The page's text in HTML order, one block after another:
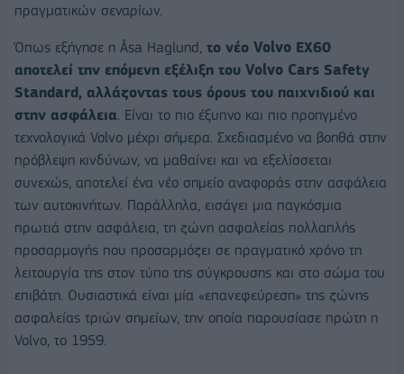
πραγματικών σεναρίων.
Όπως εξήγησε η Åsa Haglund, το νέο Volvo EX60
αποτελεί την επόμενη εξέλιξη του Volvo Cars Safety
Standard, αλλάζοντας τους όρους του παιχνιδιού και
στην ασφάλεια. Είναι το πιο έξυπνο και πιο προηγμένο
τεχνολογικά Volvo μέχρι σήμερα. Σχεδιασμένο να βοηθά στην
πρόβλεψη κινδύνων, να μαθαίνει και να εξελίσσεται
συνεχώς, αποτελεί ένα νέο σημείο αναφοράς στην ασφάλεια
των αυτοκινήτων. Παράλληλα, εισάγει μια παγκόσμια
πρωτιά στην ασφάλεια, τη ζώνη ασφαλείας πολλαπλής
προσαρμογής που προσαρμόζει σε πραγματικό χρόνο τη
λειτουργία της στον τύπο της σύγκρουσης και στο σώμα του
επιβάτη. Ουσιαστικά είναι μία «επανεφεύρεση» της ζώνης
ασφαλείας τριών σημείων, την οποία παρουσίασε πρώτη η
Volvo, το 1959.